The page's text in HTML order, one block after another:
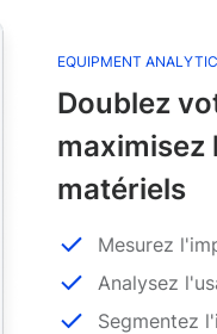
EQUIPMENT
Doublez
maximisez
matériels
Mesurez
Analysez
Segmentez